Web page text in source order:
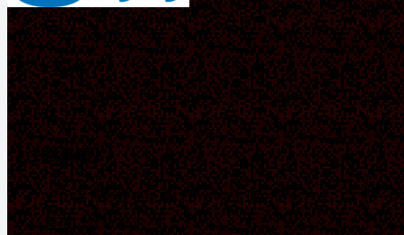
（※ここから先は外部サイトになります）
【グッズ】
coming soon
【注意事項】
チケットの転売行為はいかなる理由におきましても一切
禁止いたします